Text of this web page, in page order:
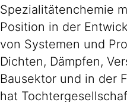
Spezialitätenchemie
Position in der
von Systemen und
Dichten, Dämpfen,
Bausektor und in der
hat